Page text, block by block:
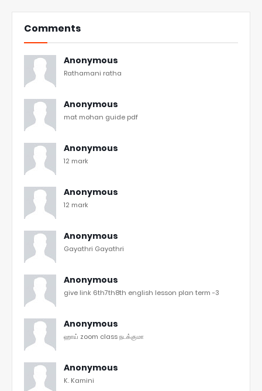
Comments
Anonymous
Rathamani ratha
Anonymous
mat mohan guide pdf
Anonymous
12 mark
Anonymous
12 mark
Anonymous
Gayathri Gayathri
Anonymous
give link 6th7th8th english lesson plan term -3
Anonymous
ஹாய் zoom class நடக்குமா
Anonymous
K. Kamini